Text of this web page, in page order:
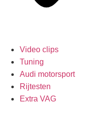
Video clips
Tuning
Audi motorsport
Rijtesten
Extra VAG